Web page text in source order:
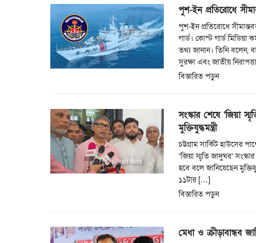
পুশ-ইন প্রতিরোধে
পুশ-ইন প্রতিরোধে
গার্ড। কোস্ট গার্ড
তথ্য জানান। তিনি বলেন,
সুরক্ষা এবং জাতীয়
বিস্তারিত পড়ুন
সংস্কার শেষে ‘জিয়া
মুক্তিযুদ্ধমন্ত্রী
চট্টগ্রাম সার্কিট হাউসের
‘জিয়া স্মৃতি জাদুঘর’
হবে বলে জানিয়েছেন
১১টার […]
বিস্তারিত পড়ুন
মেধা ও ক্রীড়াবান্ধব